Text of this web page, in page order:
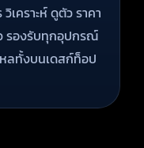
เคราะห์ ดูตัว ราคา
รองรับทุกอุปกรณ์
ลทั้งบนเดสก์ท็อป